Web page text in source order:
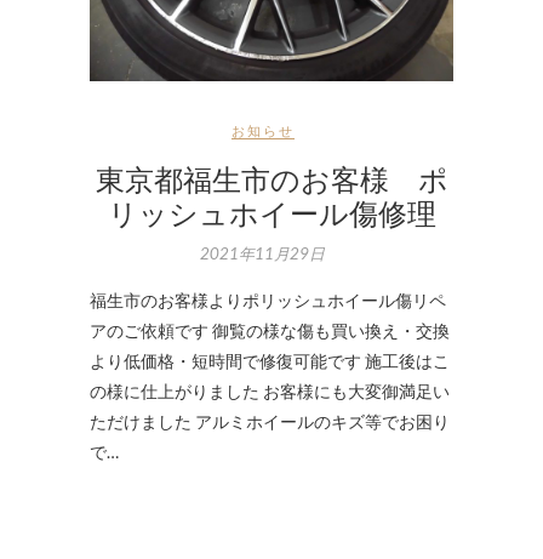
お知らせ
東京都福生市のお客様 ポ
リッシュホイール傷修理
2021年11月29日
福生市のお客様よりポリッシュホイール傷リペ
アのご依頼です 御覧の様な傷も買い換え・交換
より低価格・短時間で修復可能です 施工後はこ
の様に仕上がりました お客様にも大変御満足い
ただけました アルミホイールのキズ等でお困り
で…